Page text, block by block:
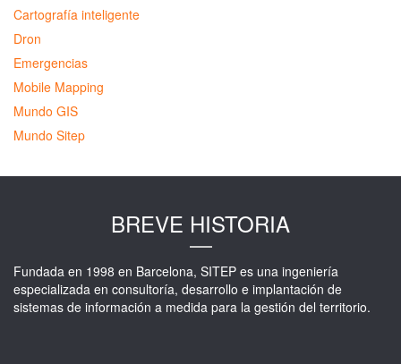
Cartografía inteligente
Dron
Emergencias
Mobile Mapping
Mundo GIS
Mundo Sitep
BREVE HISTORIA
Fundada en 1998 en Barcelona, SITEP es una ingeniería
especializada en consultoría, desarrollo e implantación de
sistemas de información a medida para la gestión del territorio.